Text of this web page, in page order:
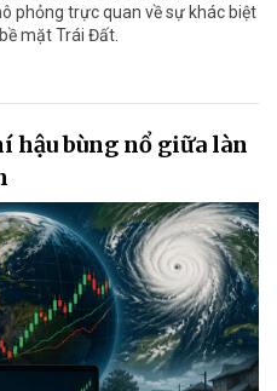
phỏng trực quan về sự khác biệt
mặt Trái Đất.
hậu bùng nổ giữa làn